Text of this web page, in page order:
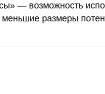
— возможность
меньшие размеры